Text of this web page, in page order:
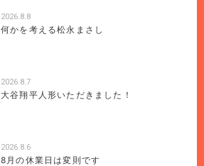
2026.8.8
何かを考える松永まさし
2026.8.7
大谷翔平人形いただきました！
2026.8.6
8月の休業日は変則です